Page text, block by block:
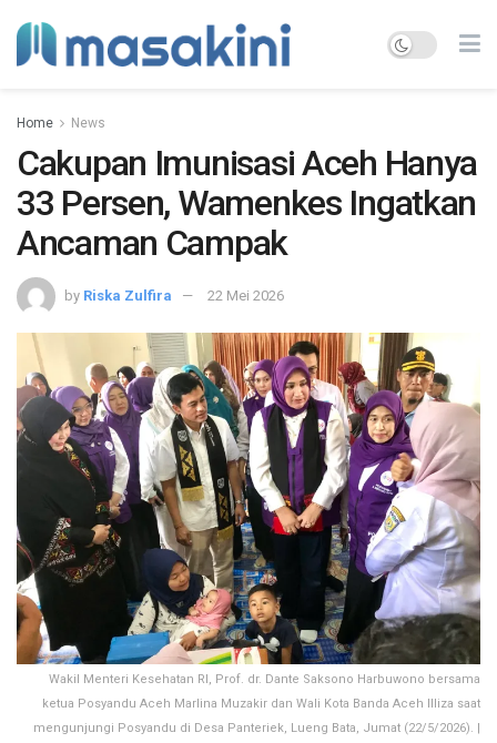
Home News
Cakupan Imunisasi Aceh Hanya
33 Persen, Wamenkes Ingatkan
Ancaman Campak
by Riska Zulfira 22 Mei 2026
Wakil Menteri Kesehatan RI, Prof. dr. Dante Saksono Harbuwono bersama
ketua Posyandu Aceh Marlina Muzakir dan Wali Kota Banda Aceh Illiza saat
mengunjungi Posyandu di Desa Panteriek, Lueng Bata, Jumat (22/5/2026). |